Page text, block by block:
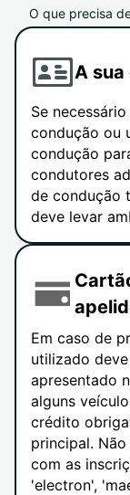
O que precisa
A
Se
condução ou
condução
condutores
de condução
deve levar
Em caso de
utilizado
apresentado
alguns
crédito
principal.
com as
'electron',